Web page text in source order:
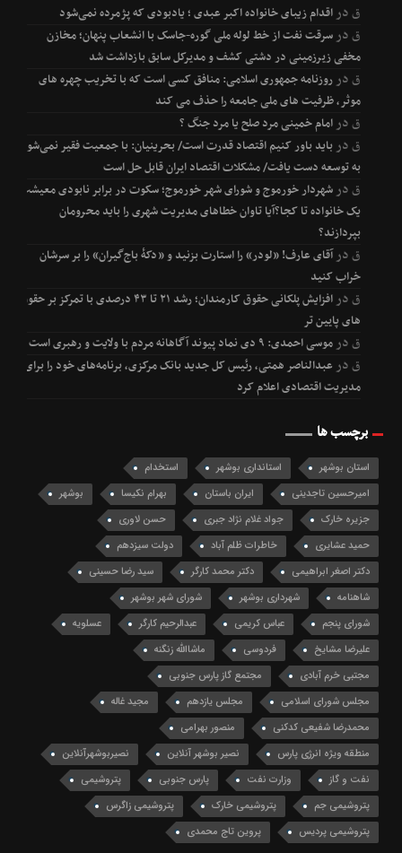
قدراقدام زیبای خانواده اکبر عبدی ؛ یادبودی که پژمرده نمی‌شود
قدرسرقت نفت از خط لوله ملی گوره-جاسک با انشعاب پنهان؛ مخازن
مخفی زیرزمینی در دشتی کشف و مدیرکل سابق بازداشت شد
قدرروزنامه جمهوری اسلامی: منافق کسی است که با تخریب چهره های
موثر، ظرفیت های ملی جامعه را حذف می کند
قدرامام خمینی مرد صلح یا مرد جنگ ؟
قدرباید باور کنیم اقتصاد قدرت است/ بحرینیان: با جمعیت فقیر نمی‌شود
به توسعه دست یافت/ مشکلات اقتصاد ایران قابل حل است
قدرشهردار خورموج و شورای شهر خورموج؛ سکوت در برابر نابودی معیشت
یک خانواده تا کجا؟آیا تاوان خطاهای مدیریت شهری را باید محرومان
بپردازند؟
قدرآقای عارف! «لودر» را استارت بزنید و «دکۀ باج‌گیران» را بر سرشان
خراب کنید
قدر
افزایش پلکانی حقوق کارمندان؛ رشد ۲۱ تا ۴۳ درصدی با تمرکز بر حقوق
های پایین تر
قدرموسی احمدی: ۹ دی نماد پیوند آگاهانه مردم با ولایت و رهبری است
قدر عبدالناصر همتی، رئیس کل جدید بانک مرکزی، برنامه‌های خود را برای
مدیریت اقتصادی اعلام کرد
برچسب ها
استان بوشهر استانداری بوشهر
استخدام
امیرحسین تاجدینی
ایران باستان بهرام نکیسا
بوشهر
جزیره خارک
جواد غلام نژاد جبری
حسن لاوری
حمید عشایری
خاطرات ظلم آباد
دولت سیزدهم
دکتر اصغر ابراهیمی
دکتر محمد کارگر
سید رضا حسینی
شاهنامه
شهرداری بوشهر
شورای شهر بوشهر
شورای پنجم
عباس کریمی عبدالرحیم کارگر
عسلویه
علیرضا مشایخ
فردوسی
ماشاالله زنگنه
مجتبی خرم آبادی
مجتمع گاز پارس جنوبی
مجلس شورای اسلامی
مجلس یازدهم
مجید غاله
محمدرضا شفیعی کدکنی
منصور بهرامی
منطقه ویژه انرژی پارس
نصیر بوشهر آنلاین
نصیربوشهرآنلاین
نفت و گاز
وزارت نفت پارس جنوبی
پتروشیمی
پتروشیمی جم
پتروشیمی خارک
پتروشیمی زاگرس
پتروشیمی پردیس
پروین تاج محمدی